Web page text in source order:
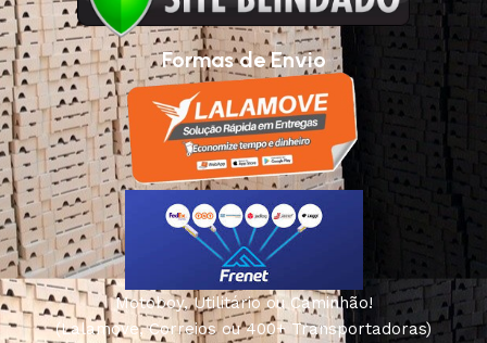
Formas de Envio
Motoboy, Utilitário ou Caminhão!
(Lalamove, Correios ou 400+ Transportadoras)